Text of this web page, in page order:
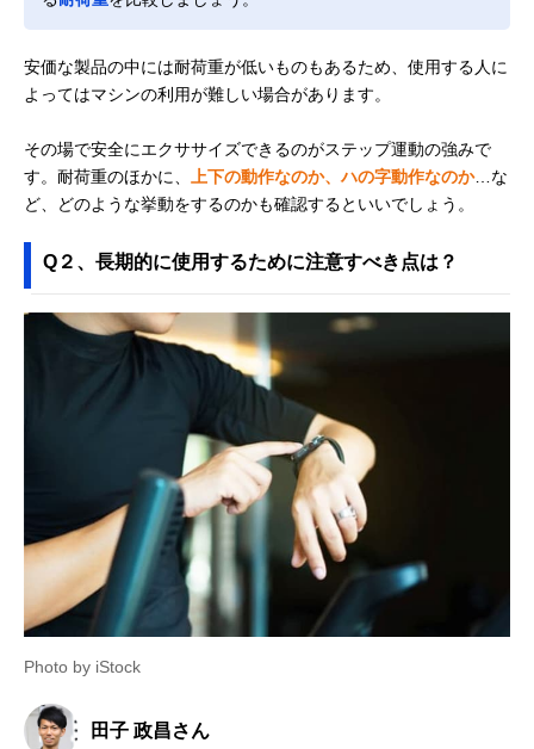
安価な製品の中には耐荷重が低いものもあるため、使用する人に
よってはマシンの利用が難しい場合があります。
その場で安全にエクササイズできるのがステップ運動の強みで
す。耐荷重のほかに、
上下の動作なのか、ハの字動作なのか…な
ど、どのような挙動をするのかも確認するといいでしょう。
Q２、長期的に使用するために注意すべき点は？
Photo by iStock
田子 政昌さん